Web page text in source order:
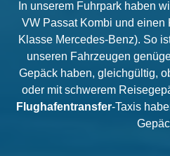
In unserem Fuhrpark haben
VW Passat Kombi und einen
Klasse Mercedes-Benz). So
unseren Fahrzeugen
Gepäck haben, gleichgültig,
oder mit schwerem
Flughafentransfer-Taxis